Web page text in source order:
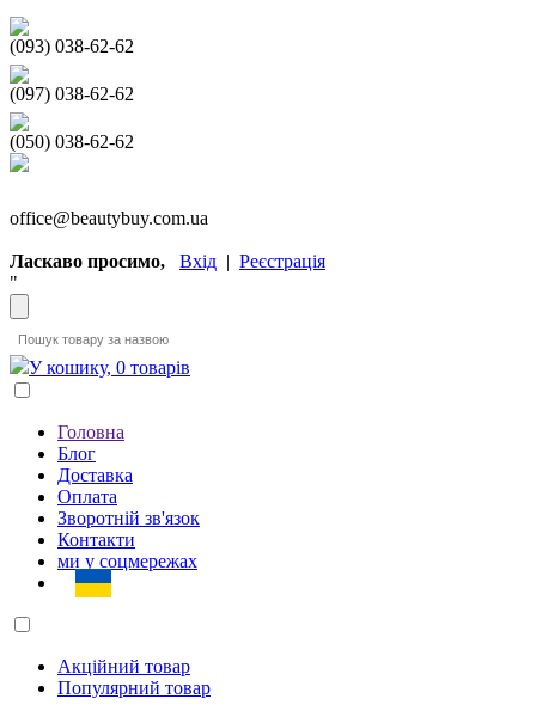
(093) 038-62-62
(097) 038-62-62
(050) 038-62-62
office@beautybuy.com.ua
Ласкаво просимо, Вхід | Реєстрація
"
У кошику, 0 товарів
Головна
Блог
Доставка
Оплата
Зворотній зв'язок
Контакти
ми у соцмережах
Акційний товар
Популярний товар